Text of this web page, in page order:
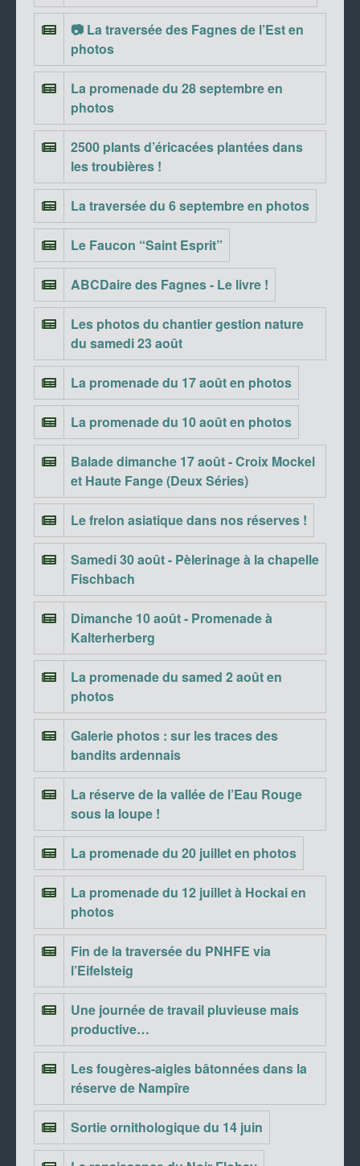
📷 La traversée des Fagnes de l’Est en
photos
La promenade du 28 septembre en
photos
2500 plants d’éricacées plantées dans
les troubières !
La traversée du 6 septembre en photos
Le Faucon “Saint Esprit”
ABCDaire des Fagnes - Le livre !
Les photos du chantier gestion nature
du samedi 23 août
La promenade du 17 août en photos
La promenade du 10 août en photos
Balade dimanche 17 août - Croix Mockel
et Haute Fange (Deux Séries)
Le frelon asiatique dans nos réserves !
Samedi 30 août - Pèlerinage à la chapelle
Fischbach
Dimanche 10 août - Promenade à
Kalterherberg
La promenade du samed 2 août en
photos
Galerie photos : sur les traces des
bandits ardennais
La réserve de la vallée de l’Eau Rouge
sous la loupe !
La promenade du 20 juillet en photos
La promenade du 12 juillet à Hockai en
photos
Fin de la traversée du PNHFE via
l’Eifelsteig
Une journée de travail pluvieuse mais
productive…
Les fougères-aigles bâtonnées dans la
réserve de Nampîre
Sortie ornithologique du 14 juin